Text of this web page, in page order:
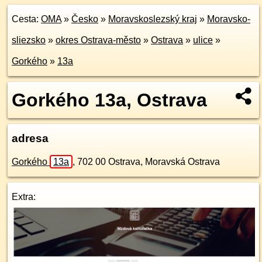
Cesta: OMA» Česko » Moravskoslezský kraj » Moravsko-
sliezsko » okres Ostrava-město » Ostrava » ulice »
Gorkého » 13a
Gorkého 13a, Ostrava
adresa
Gorkého 13a , 702 00 Ostrava, Moravská Ostrava
Extra: